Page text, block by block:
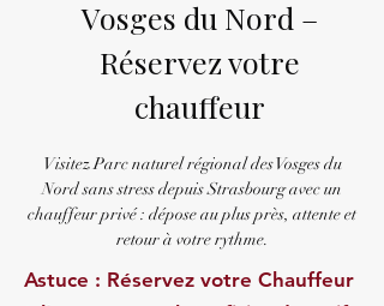
Vosges du Nord –
Réservez votre
chauffeur
Visitez Parc naturel régional des Vosges du
Nord sans stress depuis Strasbourg avec un
chauffeur privé : dépose au plus près, attente et
retour à votre rythme.
Astuce : Réservez votre Chauffeur